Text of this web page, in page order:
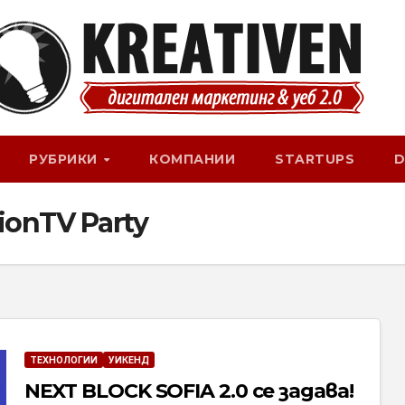
РУБРИКИ КОМПАНИИ STARTUPS
Party
ТЕХНОЛОГИИ УИКЕНД
NEXT BLOCK SOFIA 2.0 се задава!